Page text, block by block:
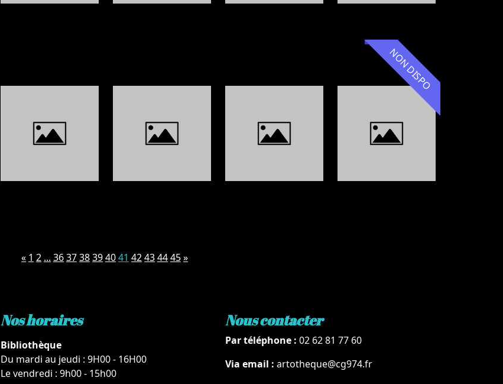
NON DISPO
« 1 2 ... 363738394041 42434445»
Nos horaires
Bibliothèque
Du mardi au jeudi : 9H00 - 16H00
Le vendredi : 9h00 - 15h00
Nous contacter
Par téléphone : 02 62 81 77 60
Via email : artotheque@cg974.fr